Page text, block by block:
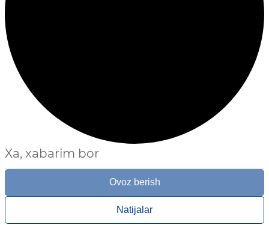
Xa, xabarim bor
Ovoz berish
Natijalar